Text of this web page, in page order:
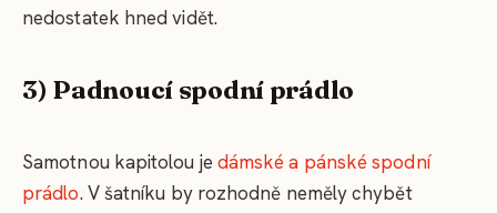
nedostatek hned vidět.
3) Padnoucí spodní prádlo
Samotnou kapitolou je dámské a pánské spodní
prádlo. V šatníku by rozhodně neměly chybět